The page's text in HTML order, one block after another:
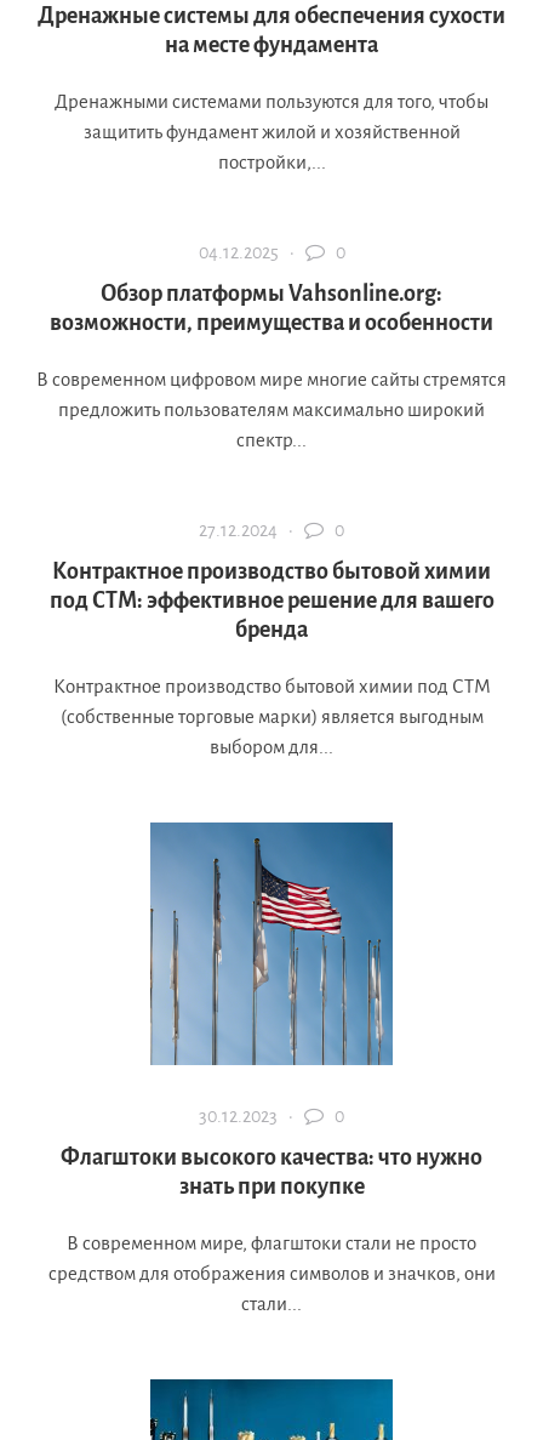
Дренажные системы для обеспечения сухости
на месте фундамента
Дренажными системами пользуются для того, чтобы
защитить фундамент жилой и хозяйственной
постройки,...
04.12.2025 · 0
Обзор платформы Vahsonline.org:
возможности, преимущества и особенности
В современном цифровом мире многие сайты стремятся
предложить пользователям максимально широкий
спектр...
27.12.2024 · 0
Контрактное производство бытовой химии
под СТМ: эффективное решение для вашего
бренда
Контрактное производство бытовой химии под СТМ
(собственные торговые марки) является выгодным
выбором для...
30.12.2023 · 0
Флагштоки высокого качества: что нужно
знать при покупке
В современном мире, флагштоки стали не просто
средством для отображения символов и значков, они
стали...